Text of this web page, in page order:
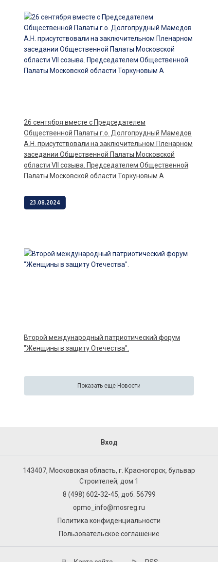
26 сентября вместе с Председателем
Общественной Палаты г.о. Долгопрудный Мамедов
А.Н. присутствовали на заключительном Пленарном
заседании Общественной Палаты Московской
области VII созыва. Председателем Общественной
Палаты Московской области Торкуновым А
23.08.2024
Второй международный патриотический форум
"Женщины в защиту Отечества".
Показать еще Новости
Вход
143407, Московская область, г. Красногорск, бульвар
Строителей, дом 1
8 (498) 602-32-45, доб. 56799
opmo_info@mosreg.ru
Политика конфиденциальности
Пользовательское соглашение